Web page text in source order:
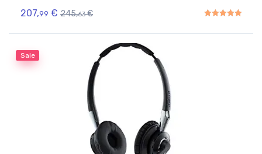
207,99 € 245,63 €
Sale